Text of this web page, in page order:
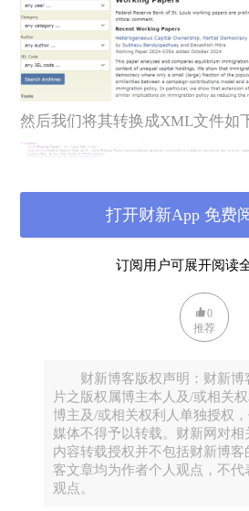
然后我们将其转换成XML文件如
从XML文件看，item
包含了感
是链接，
import feedparser
from datetime import
import tkinter as tk
from tkinter import
import re
订阅用户可展开阅读
打开财新App 免费
0
推荐
财新博客版权声明：财新博
片之版权属博主本人及/或相关
博主及/或相关权利人单独授权
媒体不得予以转载。财新网对相
内容转载授权并不包括财新博客
客文章均为作者个人观点，不代
观点。